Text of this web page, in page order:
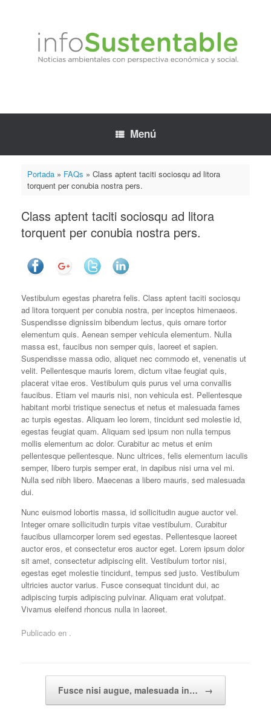
Menú
Portada» FAQs » Class aptent taciti sociosqu ad litora
torquent per conubia nostra pers.
Class aptent taciti sociosqu ad litora
torquent per conubia nostra pers.
Vestibulum egestas pharetra felis. Class aptent taciti sociosqu
ad litora torquent per conubia nostra, per inceptos himenaeos.
Suspendisse dignissim bibendum lectus, quis ornare tortor
elementum quis. Aenean semper vehicula elementum. Nulla
massa est, faucibus non semper quis, laoreet et sapien.
Suspendisse massa odio, aliquet nec commodo et, venenatis ut
velit. Pellentesque mauris lorem, dictum vitae feugiat quis,
placerat vitae eros. Vestibulum quis purus vel urna convallis
faucibus. Etiam vel mauris nisi, non vehicula est. Pellentesque
habitant morbi tristique senectus et netus et malesuada fames
ac turpis egestas. Aliquam leo lorem, tincidunt sed molestie id,
egestas feugiat quam. Aliquam sed ipsum non nulla tempus
mollis elementum ac dolor. Curabitur ac metus et enim
pellentesque pellentesque. Nunc ultrices, felis elementum iaculis
semper, libero turpis semper erat, in dapibus nisi urna vel mi.
Nulla sed nibh libero. Maecenas a libero mauris, sed malesuada
dui.
Nunc euismod lobortis massa, id sollicitudin augue auctor vel.
Integer ornare sollicitudin turpis vitae vestibulum. Curabitur
faucibus ullamcorper lorem sed egestas. Pellentesque laoreet
auctor eros, et consectetur eros auctor eget. Lorem ipsum dolor
sit amet, consectetur adipiscing elit. Vestibulum tortor nisi,
egestas eget molestie tincidunt, tempus sed justo. Vestibulum
ultricies auctor varius. Fusce consequat tincidunt dui, ac
adipiscing turpis adipiscing pulvinar. Aliquam erat volutpat.
Vivamus eleifend rhoncus nulla in laoreet.
Publicado en .
Fusce nisi augue, malesuada in… →